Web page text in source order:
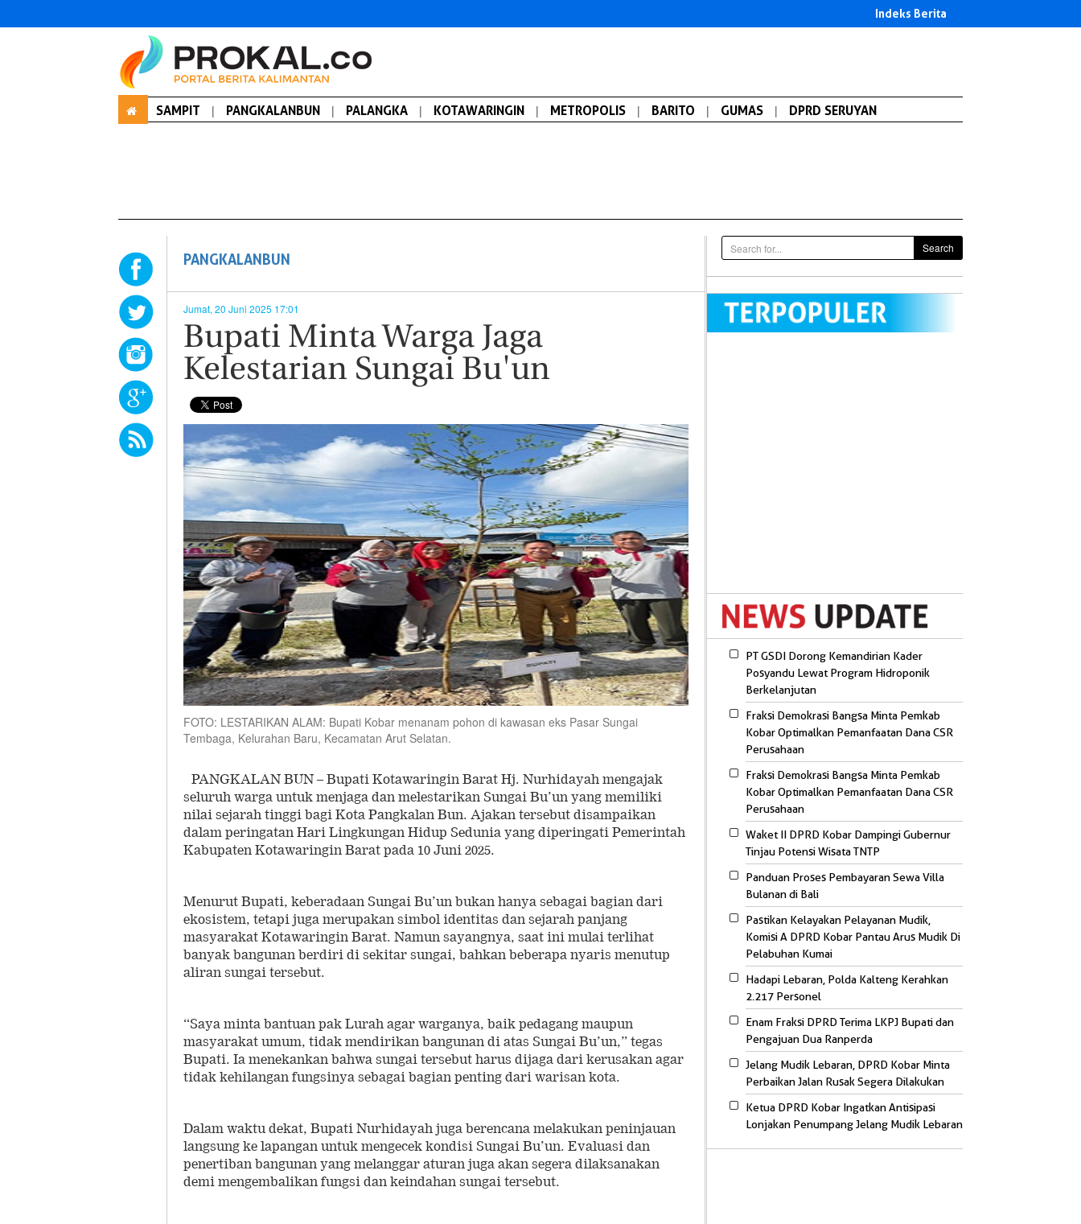
Indeks Berita
SAMPIT | PANGKALANBUN | PALANGKA | KOTAWARINGIN | METROPOLIS | BARITO | GUMAS | DPRD SERUYAN
PANGKALANBUN
Jumat, 20 Juni 2025 17:01
Bupati Minta Warga Jaga
Kelestarian Sungai Bu'un
FOTO: LESTARIKAN ALAM: Bupati Kobar menanam pohon di kawasan eks Pasar Sungai
Tembaga, Kelurahan Baru, Kecamatan Arut Selatan.
PANGKALAN BUN – Bupati Kotawaringin Barat Hj. Nurhidayah mengajak
seluruh warga untuk menjaga dan melestarikan Sungai Bu’un yang memiliki
nilai sejarah tinggi bagi Kota Pangkalan Bun. Ajakan tersebut disampaikan
dalam peringatan Hari Lingkungan Hidup Sedunia yang diperingati Pemerintah
Kabupaten Kotawaringin Barat pada 10 Juni 2025.
Menurut Bupati, keberadaan Sungai Bu’un bukan hanya sebagai bagian dari
ekosistem, tetapi juga merupakan simbol identitas dan sejarah panjang
masyarakat Kotawaringin Barat. Namun sayangnya, saat ini mulai terlihat
banyak bangunan berdiri di sekitar sungai, bahkan beberapa nyaris menutup
aliran sungai tersebut.
“Saya minta bantuan pak Lurah agar warganya, baik pedagang maupun
masyarakat umum, tidak mendirikan bangunan di atas Sungai Bu’un,” tegas
Bupati. Ia menekankan bahwa sungai tersebut harus dijaga dari kerusakan agar
tidak kehilangan fungsinya sebagai bagian penting dari warisan kota.
Dalam waktu dekat, Bupati Nurhidayah juga berencana melakukan peninjauan
langsung ke lapangan untuk mengecek kondisi Sungai Bu’un. Evaluasi dan
penertiban bangunan yang melanggar aturan juga akan segera dilaksanakan
demi mengembalikan fungsi dan keindahan sungai tersebut.
Search
PT GSDI Dorong Kemandirian Kader
Posyandu Lewat Program Hidroponik
Berkelanjutan
Fraksi Demokrasi Bangsa Minta Pemkab
Kobar Optimalkan Pemanfaatan Dana CSR
Perusahaan
Fraksi Demokrasi Bangsa Minta Pemkab
Kobar Optimalkan Pemanfaatan Dana CSR
Perusahaan
Waket II DPRD Kobar Dampingi Gubernur
Tinjau Potensi Wisata TNTP
Panduan Proses Pembayaran Sewa Villa
Bulanan di Bali
Pastikan Kelayakan Pelayanan Mudik,
Komisi A DPRD Kobar Pantau Arus Mudik Di
Pelabuhan Kumai
Hadapi Lebaran, Polda Kalteng Kerahkan
2.217 Personel
Enam Fraksi DPRD Terima LKPJ Bupati dan
Pengajuan Dua Ranperda
Jelang Mudik Lebaran, DPRD Kobar Minta
Perbaikan Jalan Rusak Segera Dilakukan
Ketua DPRD Kobar Ingatkan Antisipasi
Lonjakan Penumpang Jelang Mudik Lebaran